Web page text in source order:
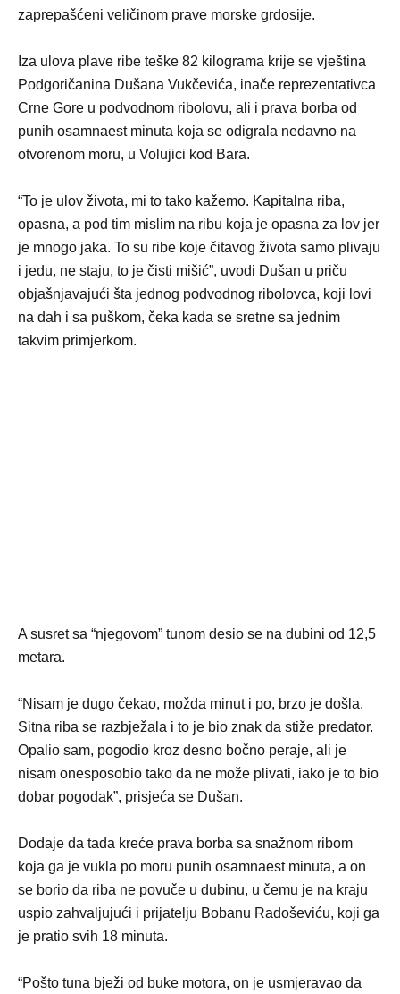
zaprepašćeni veličinom prave morske grdosije.
Iza ulova plave ribe teške 82 kilograma krije se vještina
Podgoričanina Dušana Vukčevića, inače reprezentativca
Crne Gore u podvodnom ribolovu, ali i prava borba od
punih osamnaest minuta koja se odigrala nedavno na
otvorenom moru, u Volujici kod Bara.
“To je ulov života, mi to tako kažemo. Kapitalna riba,
opasna, a pod tim mislim na ribu koja je opasna za lov jer
je mnogo jaka. To su ribe koje čitavog života samo plivaju
i jedu, ne staju, to je čisti mišić”, uvodi Dušan u priču
objašnjavajući šta jednog podvodnog ribolovca, koji lovi
na dah i sa puškom, čeka kada se sretne sa jednim
takvim primjerkom.
A susret sa “njegovom” tunom desio se na dubini od 12,5
metara.
“Nisam je dugo čekao, možda minut i po, brzo je došla.
Sitna riba se razbježala i to je bio znak da stiže predator.
Opalio sam, pogodio kroz desno bočno peraje, ali je
nisam onesposobio tako da ne može plivati, iako je to bio
dobar pogodak”, prisjeća se Dušan.
Dodaje da tada kreće prava borba sa snažnom ribom
koja ga je vukla po moru punih osamnaest minuta, a on
se borio da riba ne povuče u dubinu, u čemu je na kraju
uspio zahvaljujući i prijatelju Bobanu Radoševiću, koji ga
je pratio svih 18 minuta.
“Pošto tuna bježi od buke motora, on je usmjeravao da